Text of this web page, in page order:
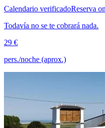
Calendario verificadoReserva
Todavía no se te cobrará nada.
29 €
pers./noche (aprox.)